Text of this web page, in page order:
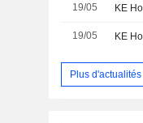
19/05
19/05 KE
Plus d'actualités